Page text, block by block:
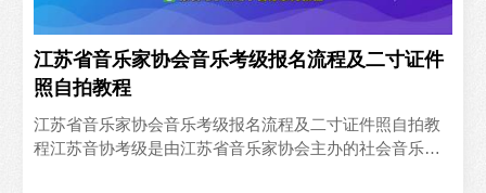
江苏省音乐家协会音乐考级报名流程及二寸证件
照自拍教程
江苏省音乐家协会音乐考级报名流程及二寸证件照自拍教
程江苏音协考级是由江苏省音乐家协会主办的社会音乐考